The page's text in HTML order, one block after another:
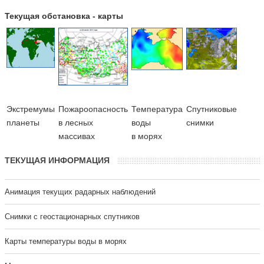
Текущая обстановка - карты
Экстремумы
планеты
Пожароопасность
в лесных
массивах
Температура
воды
в морях
Cпутниковые
снимки
ТЕКУЩАЯ ИНФОРМАЦИЯ
Анимация текущих радарных наблюдений
Cнимки с геостационарных спутников
Карты температуры воды в морях